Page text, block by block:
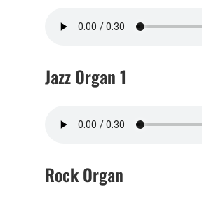
Jazz Organ 1
Rock Organ